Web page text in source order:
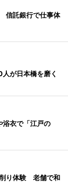
信託銀行で仕事体
が日本橋を磨く
衣で「江戸の
り体験 老舗で和